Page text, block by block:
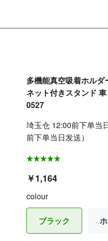
多機能真空吸着ホル
ネット付きスタンド
0527
埼玉仓 12:00前下单当
前下单当日发送）
￥1,164
colour
ブラック